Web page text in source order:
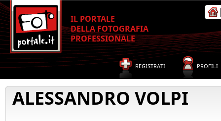
IL PORTALE
DELLA FOTOGRAFIA
PROFESSIONALE
REGISTRATI PROFILI
ALESSANDRO VOLPI